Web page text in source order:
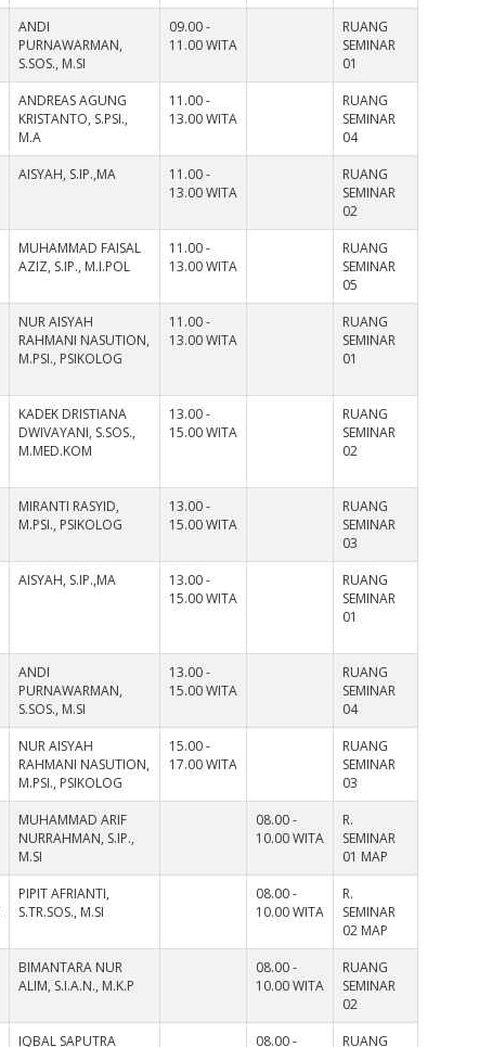
ANDI
PURNAWARMAN,
S.SOS., M.SI
09.00 -
11.00 WITA
RUANG
SEMINAR
01
ANDREAS AGUNG
KRISTANTO, S.PSI.,
M.A
11.00 -
13.00 WITA
RUANG
SEMINAR
04
AISYAH, S.IP.,MA
11.00 -
13.00 WITA
RUANG
SEMINAR
02
MUHAMMAD FAISAL
AZIZ, S.IP., M.I.POL
11.00 -
13.00 WITA
RUANG
SEMINAR
05
NUR AISYAH
RAHMANI NASUTION,
M.PSI., PSIKOLOG
11.00 -
13.00 WITA
RUANG
SEMINAR
01
KADEK DRISTIANA
DWIVAYANI, S.SOS.,
M.MED.KOM
13.00 -
15.00 WITA
RUANG
SEMINAR
02
MIRANTI RASYID,
M.PSI., PSIKOLOG
13.00 -
15.00 WITA
RUANG
SEMINAR
03
AISYAH, S.IP.,MA
13.00 -
15.00 WITA
RUANG
SEMINAR
01
ANDI
PURNAWARMAN,
S.SOS., M.SI
13.00 -
15.00 WITA
RUANG
SEMINAR
04
NUR AISYAH
RAHMANI NASUTION,
M.PSI., PSIKOLOG
15.00 -
17.00 WITA
RUANG
SEMINAR
03
MUHAMMAD ARIF
NURRAHMAN, S.IP.,
M.SI
08.00 -
10.00 WITA
R.
SEMINAR
01 MAP
PIPIT AFRIANTI,
S.TR.SOS., M.SI
08.00 -
10.00 WITA
R.
SEMINAR
02 MAP
BIMANTARA NUR
ALIM, S.I.A.N., M.K.P
08.00 -
10.00 WITA
RUANG
SEMINAR
02
IQBAL SAPUTRA
08.00 -
RUANG